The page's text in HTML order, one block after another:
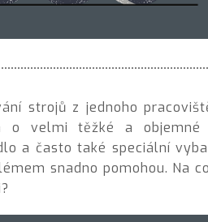
strojů z jednoho
o velmi těžké a objemné
a často také speciální
snadno pomohou. Na